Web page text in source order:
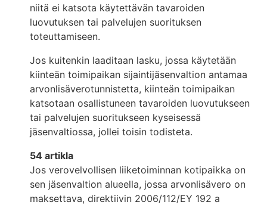
niitä ei katsota käytettävän tavaroiden
luovutuksen tai palvelujen suorituksen
toteuttamiseen.
Jos kuitenkin laaditaan lasku, jossa käytetään
kiinteän toimipaikan sijaintijäsenvaltion antamaa
arvonlisäverotunnistetta, kiinteän toimipaikan
katsotaan osallistuneen tavaroiden luovutukseen
tai palvelujen suoritukseen kyseisessä
jäsenvaltiossa, jollei toisin todisteta.
54 artikla
Jos verovelvollisen liiketoiminnan kotipaikka on
sen jäsenvaltion alueella, jossa arvonlisävero on
maksettava, direktiivin 2006/112/EY 192 a